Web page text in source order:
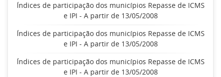
Índices de participação dos municípios Repasse de ICMS
e IPI - A partir de 13/05/2008
Índices de participação dos municípios Repasse de ICMS
e IPI - A partir de 13/05/2008
Índices de participação dos municípios Repasse de ICMS
e IPI - A partir de 13/05/2008